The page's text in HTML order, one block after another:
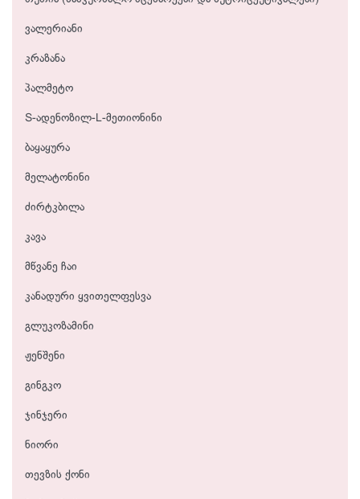
ვალერიანი
კრაზანა
პალმეტო
S-ადენოზილ-L-მეთიონინი
ბაყაყურა
მელატონინი
ძირტკბილა
კავა
მწვანე ჩაი
კანადური ყვითელფესვა
გლუკოზამინი
ჟენშენი
გინგკო
ჯინჯერი
ნიორი
თევზის ქონი